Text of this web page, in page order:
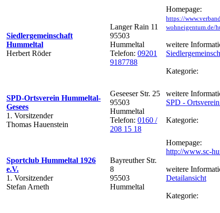
Siedlergemeinschaft
Hummeltal
Herbert Röder
Langer Rain 11
95503
Hummeltal
Telefon: 09201
9187788
Homepage:
https://
wohneigentum.de/
weitere
Kategorie:
SPD-Ortsverein Hummeltal-
Gesees
1. Vorsitzender
Thomas Hauenstein
Geseeser Str. 25
95503
Hummeltal
Telefon: 0160 /
208 15 18
weitere
SPD -
Kategorie:
Sportclub Hummeltal 1926
e.V.
1. Vorsitzender
Stefan Arneth
Bayreuther Str.
8
95503
Hummeltal
Homepage:
http://www.sc-
weitere
Detailansicht
Kategorie: